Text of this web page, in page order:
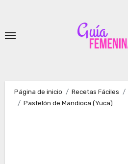
contenido
Página de inicio Recetas Fáciles
Pastelón de Mandioca (Yuca)